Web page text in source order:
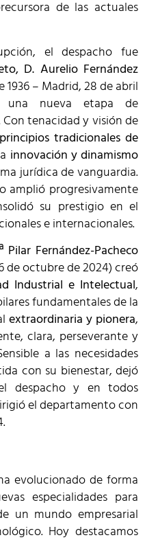
de las actuales
el despacho fue
D. Aurelio Fernández
– Madrid, 28 de abril
una nueva etapa de
tenacidad y visión de
principios tradicionales de
innovación y dinamismo
jurídica de vanguardia.
amplió progresivamente
su prestigio en el
e internacionales.
Pilar Fernández-Pacheco
de octubre de 2024) creó
Industrial e Intelectual,
fundamentales de la
extraordinaria y pionera,
clara, perseverante y
a las necesidades
con su bienestar, dejó
despacho y en todos
el departamento con
evolucionado de forma
especialidades para
un mundo empresarial
Hoy destacamos